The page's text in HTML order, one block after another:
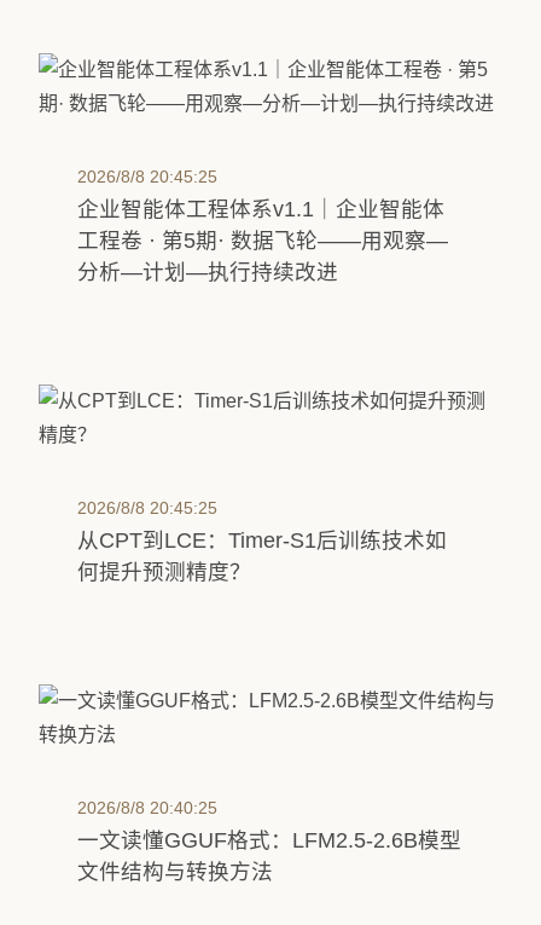
2026/8/8 20:45:25
企业智能体工程体系v1.1｜企业智能体
工程卷 · 第5期· 数据飞轮——用观察—
分析—计划—执行持续改进
2026/8/8 20:45:25
从CPT到LCE：Timer-S1后训练技术如
何提升预测精度？
2026/8/8 20:40:25
一文读懂GGUF格式：LFM2.5-2.6B模型
文件结构与转换方法